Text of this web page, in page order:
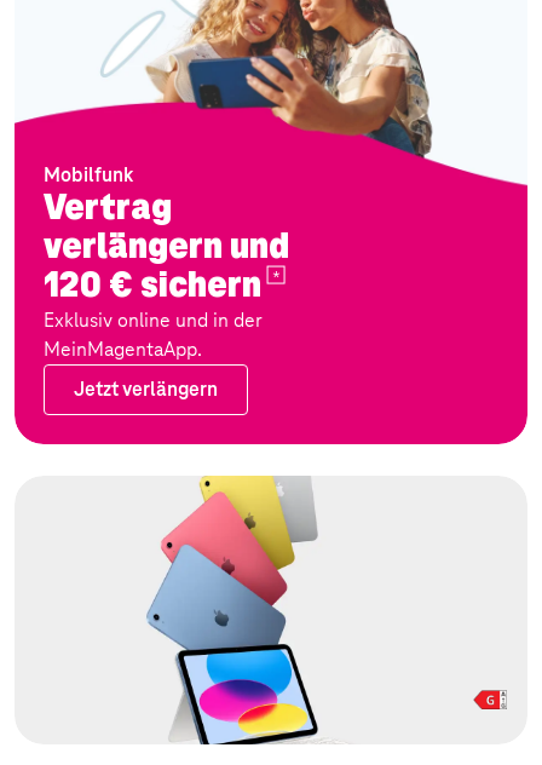
Mobilfunk
Vertrag
verlängern und
120 € sichern
Exklusiv online und in der
MeinMagentaApp.
Jetzt verlängern